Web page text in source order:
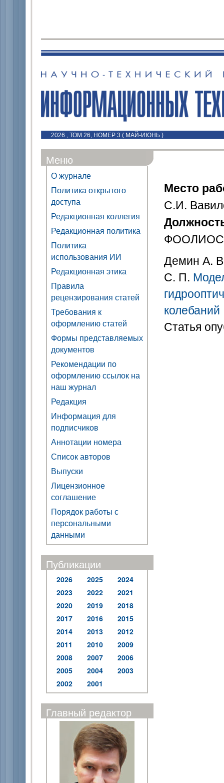
2026 , ТОМ 26, НОМЕР 3 ( МАЙ-ИЮНЬ )
Меню
О журнале
Политика открытого
доступа
Редакционная коллегия
Редакционная политика
Политика
использования ИИ
Редакционная этика
Правила
рецензирования статей
Требования к
оформлению статей
Формы представляемых
документов
Рекомендации по
оформлению ссылок на
наш журнал
Редакция
Информация для
подписчиков
Аннотации номера
Список авторов
Выпуски
Лицензионное
соглашение
Порядок работы с
персональными
данными
Публикации
2026 2025
2024
2023
2022
2021
2020
2019
2018
2017
2016
2015
2014
2013
2012
2011
2010
2009
2008
2007
2006
2005
2004
2003
2002
2001
Главный редактор
Место
С.И.
ФООЛИОС
Демин А.
С. П.
колебаний
Статья